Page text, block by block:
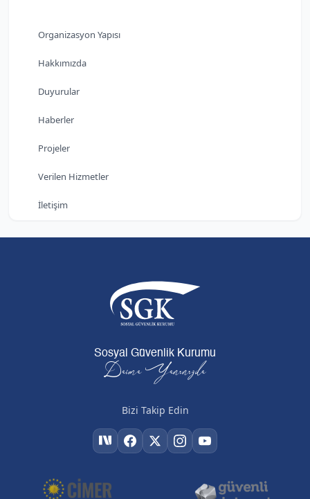
Organizasyon Yapısı
Hakkımızda
Duyurular
Haberler
Projeler
Verilen Hizmetler
İletişim
Sosyal Güvenlik Kurumu
Daima Yanınızda
Bizi Takip Edin